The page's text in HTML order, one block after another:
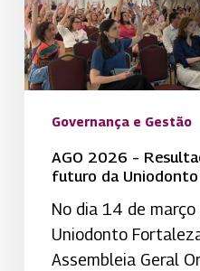
o
futuro
da
Uniodonto
Fortaleza.
Governança e Gestão
AGO 2026 –
futuro da
No dia 14 de
Uniodonto
Assembleia Geral